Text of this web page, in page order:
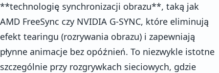
**technologię synchronizacji obrazu**, taką jak
AMD FreeSync czy NVIDIA G-SYNC, które eliminują
efekt tearingu (rozrywania obrazu) i zapewniają
płynne animacje bez opóźnień. To niezwykle istotne
szczególnie przy rozgrywkach sieciowych, gdzie